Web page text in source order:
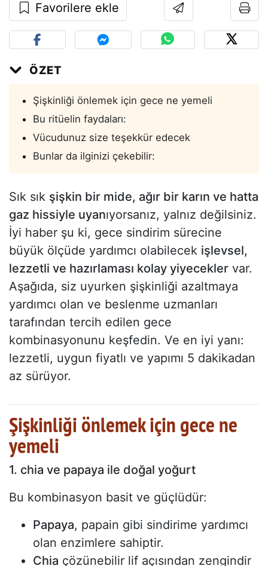
Favorilere ekle
ÖZET
Şişkinliği önlemek için gece ne yemeli
Bu ritüelin faydaları:
Vücudunuz size teşekkür edecek
Bunlar da ilginizi çekebilir:
Sık sık şişkin bir mide, ağır bir karın ve hatta
gaz hissiyle uyanıyorsanız, yalnız değilsiniz.
İyi haber şu ki, gece sindirim sürecine
büyük ölçüde yardımcı olabilecek işlevsel,
lezzetli ve hazırlaması kolay yiyecekler var.
Aşağıda, siz uyurken şişkinliği azaltmaya
yardımcı olan ve beslenme uzmanları
tarafından tercih edilen gece
kombinasyonunu keşfedin. Ve en iyi yanı:
lezzetli, uygun fiyatlı ve yapımı 5 dakikadan
az sürüyor.
Şişkinliği önlemek için gece ne
yemeli
1. chia ve papaya ile doğal yoğurt
Bu kombinasyon basit ve güçlüdür:
Papaya, papain gibi sindirime yardımcı
olan enzimlere sahiptir.
Chia çözünebilir lif açısından zengindir